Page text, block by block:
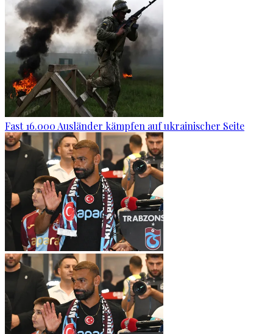
Fast 16.000 Ausländer kämpfen auf ukrainischer Seite